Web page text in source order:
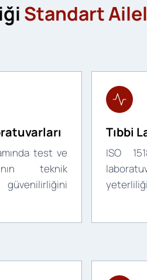
Standart
test ve
teknik
Tıbbi
ISO